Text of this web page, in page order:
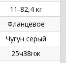
11-82,4 кг
Фланцевое
Чугун серый
25ч38нж